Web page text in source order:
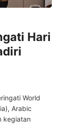
Hari
World
Arabic
kegiatan